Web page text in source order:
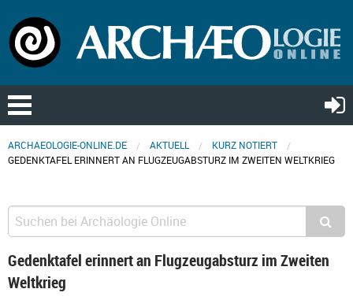
ARCHAEOLOGIE-ONLINE.DE AKTUELL
KURZ NOTIERT
GEDENKTAFEL ERINNERT AN FLUGZEUGABSTURZ IM ZWEITEN WELTKRIEG
Gedenktafel erinnert an Flugzeugabsturz im Zweiten
Weltkrieg